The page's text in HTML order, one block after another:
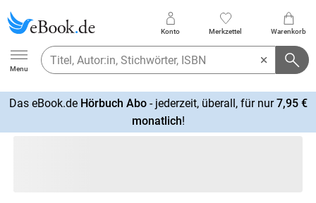
Ebook.de
Menu
Konto Merkzettel Warenkorb
Das eBook.de Hörbuch Abo- jederzeit, überall, für nur7,95 €
monatlich!